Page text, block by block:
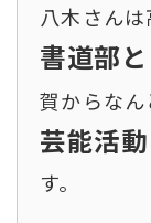
八木さん
書道部
賀からな
芸能活
す。